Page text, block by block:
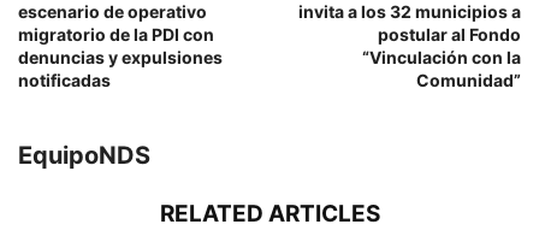
escenario de operativo
migratorio de la PDI con
denuncias y expulsiones
notificadas
invita a los 32 municipios a
postular al Fondo
“Vinculación con la
Comunidad”
EquipoNDS
RELATED ARTICLES